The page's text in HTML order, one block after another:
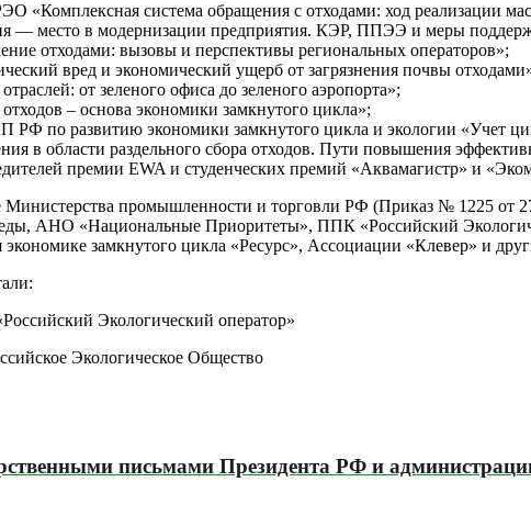
«Комплексная система обращения с отходами: ход реализации
— место в модернизации предприятия. КЭР, ППЭЭ и меры
отходами: вызовы и перспективы региональных операторов»;
вред и экономический ущерб от загрязнения почвы
от зеленого офиса до зеленого аэропорта»;
– основа экономики замкнутого цикла»;
РФ по развитию экономики замкнутого цикла и экологии «Учет
в области раздельного сбора отходов. Пути повышения
премии EWA и студенческих премий «Аквамагистр» и
промышленности и торговли РФ (Приказ № 1225 от
АНО «Национальные Приоритеты», ППК «Российский
замкнутого цикла «Ресурс», Ассоциации «Клевер» и
Экологический оператор»
Экологическое Общество
письмами Президента РФ и